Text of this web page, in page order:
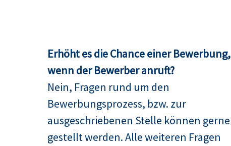
Erhöht es die Chance einer Bewerbung,
wenn der Bewerber anruft?
Nein, Fragen rund um den
Bewerbungsprozess, bzw. zur
ausgeschriebenen Stelle können gerne
gestellt werden. Alle weiteren Fragen